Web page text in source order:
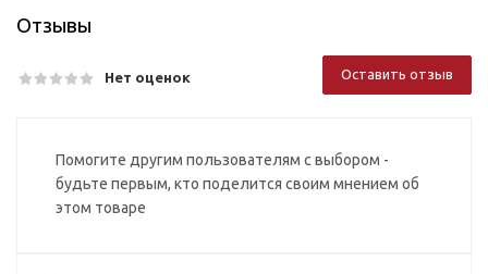
Отзывы
Нет оценок Оставить отзыв
Помогите другим пользователям с выбором -
будьте первым, кто поделится своим мнением об
этом товаре